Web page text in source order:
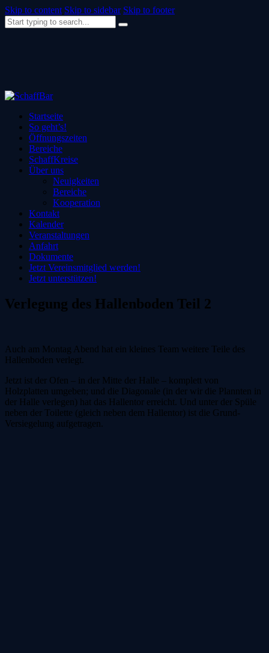
Skip to content Skip to sidebar Skip to footer
Startseite
So geht’s!
Öffnungszeiten
Bereiche
SchaffKreise
Über uns
Neuigkeiten
Bereiche
Kooperation
Kontakt
Kalender
Veranstaltungen
Anfahrt
Dokumente
Jetzt Vereinsmitglied werden!
Jetzt unterstützen!
Verlegung des Hallenboden Teil 2
Auch am Montag Abend hat ein kleines Team weitere Teile des
Hallenboden verlegt.
Jetzt ist der Ofen – in der Mitte der Halle – komplett von
Holzplatten umgeben; und die Diagonale (in der wir die Plannten in
der Halle verlegen) hat das Hallentor erreicht. Und unter der Spüle
neben der Toilette (gleich neben dem Hallentor) ist die Grund-
Versiegelung aufgetragen.